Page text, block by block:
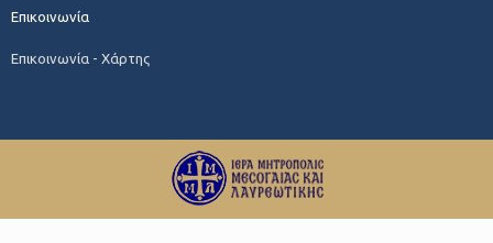
Επικοινωνία
Επικοινωνία - Χάρτης